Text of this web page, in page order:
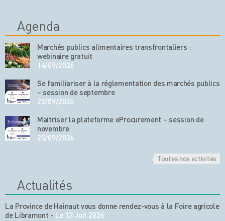
Agenda
Marchés publics alimentaires transfrontaliers :
webinaire gratuit
14/09/2026
Se familiariser à la réglementation des marchés publics
– session de septembre
22/09/2026
Maitriser la plateforme eProcurement – session de
novembre
25/09/2026
Toutes nos activités
Actualités
La Province de Hainaut vous donne rendez-vous à la Foire agricole
de Libramont - Le 13 Juil 2026